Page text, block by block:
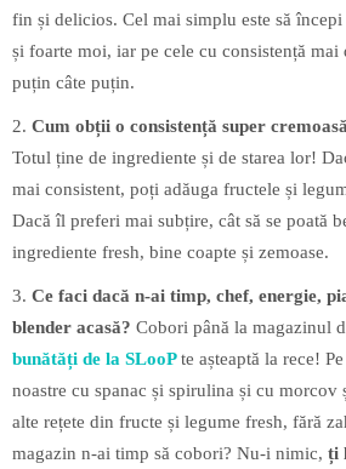
fin și delicios. Cel mai simplu este să
și foarte moi, iar pe cele cu consistență mai
puțin câte puțin.
2. Cum obții o consistență super
Totul ține de ingrediente și de starea lor!
mai consistent, poți adăuga fructele și
Dacă îl preferi mai subțire, cât să se poată
ingrediente fresh, bine coapte și zemoase.
3. Ce faci dacă n-ai timp, chef, energie,
blender acasă? Cobori până la magazinul
bunătăți de la SLooP te așteaptă la rece!
noastre cu spanac și spirulina și cu morcov
alte rețete din fructe și legume fresh, fără
magazin n-ai timp să cobori? Nu-i nimic, ți